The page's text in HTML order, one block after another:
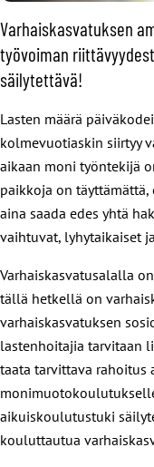
Varhaiskasvatuksen
työvoiman
säilytettävä!
Lasten määrä
kolmevuotiaskin siirtyy
aikaan moni työntekijä
paikkoja on
aina saada edes yhtä
vaihtuvat, lyhytaikaiset
Varhaiskasvatusalalla
tällä hetkellä on
varhaiskasvatuksen
lastenhoitajia tarvitaan
taata tarvittava
aikuiskoulutustuki
kouluttautua